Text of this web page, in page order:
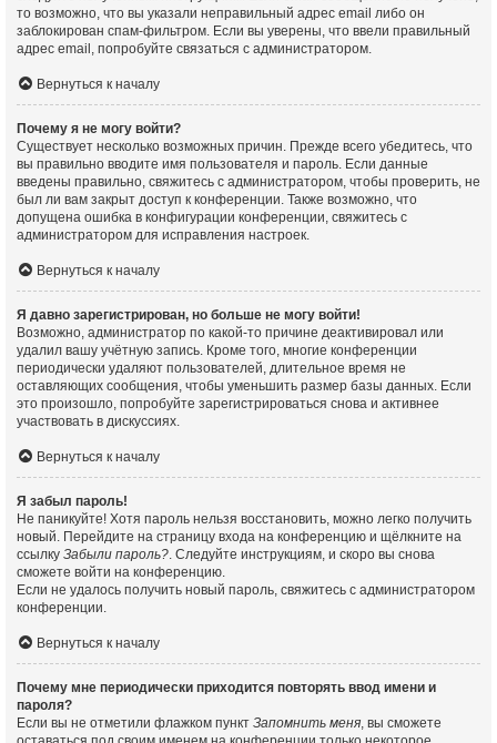
то возможно, что вы указали неправильный адрес email либо он
заблокирован спам-фильтром. Если вы уверены, что ввели правильный
адрес email, попробуйте связаться с администратором.
Вернуться к началу
Почему я не могу войти?
Существует несколько возможных причин. Прежде всего убедитесь, что
вы правильно вводите имя пользователя и пароль. Если данные
введены правильно, свяжитесь с администратором, чтобы проверить, не
был ли вам закрыт доступ к конференции. Также возможно, что
допущена ошибка в конфигурации конференции, свяжитесь с
администратором для исправления настроек.
Вернуться к началу
Я давно зарегистрирован, но больше не могу войти!
Возможно, администратор по какой-то причине деактивировал или
удалил вашу учётную запись. Кроме того, многие конференции
периодически удаляют пользователей, длительное время не
оставляющих сообщения, чтобы уменьшить размер базы данных. Если
это произошло, попробуйте зарегистрироваться снова и активнее
участвовать в дискуссиях.
Вернуться к началу
Я забыл пароль!
Не паникуйте! Хотя пароль нельзя восстановить, можно легко получить
новый. Перейдите на страницу входа на конференцию и щёлкните на
ссылку Забыли пароль?. Следуйте инструкциям, и скоро вы снова
сможете войти на конференцию.
Если не удалось получить новый пароль, свяжитесь с администратором
конференции.
Вернуться к началу
Почему мне периодически приходится повторять ввод имени и
пароля?
Если вы не отметили флажком пункт Запомнить меня, вы сможете